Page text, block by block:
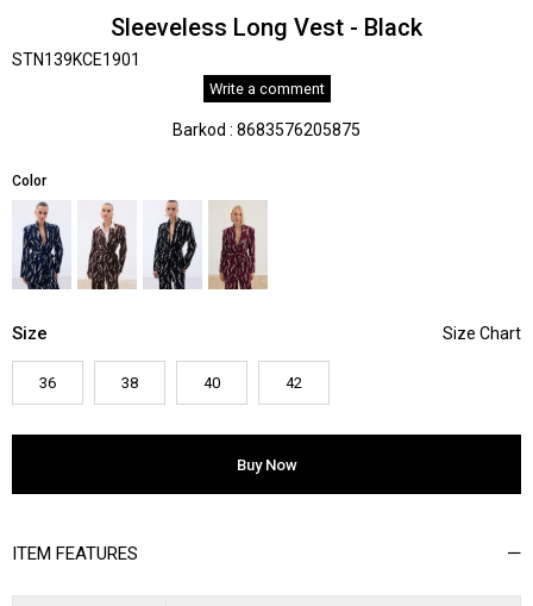
Sleeveless Long Vest - Black
STN139KCE1901
Write a comment
Barkod : 8683576205875
Color
Size
36 38 40 42
ITEM FEATURES